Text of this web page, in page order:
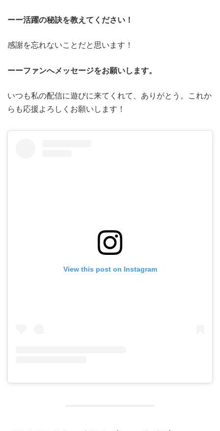
ーー活躍の秘訣を教えてください！
感謝を忘れないことだと思います！
ーーファンへメッセージをお願いします。
いつも私の配信に遊びに来てくれて、ありがとう。これか
らも応援よろしくお願いします！
View this post on Instagram